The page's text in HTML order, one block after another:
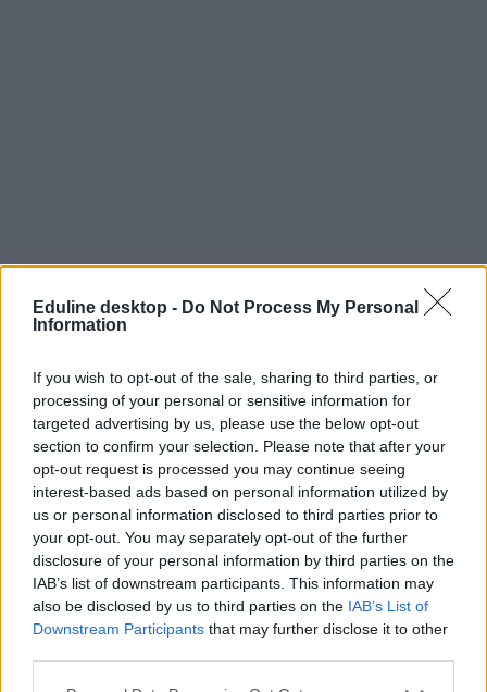
Eduline desktop - Do Not Process My Personal
Information
If you wish to opt-out of the sale, sharing to third parties, or
processing of your personal or sensitive information for
targeted advertising by us, please use the below opt-out
section to confirm your selection. Please note that after your
opt-out request is processed you may continue seeing
interest-based ads based on personal information utilized by
us or personal information disclosed to third parties prior to
your opt-out. You may separately opt-out of the further
disclosure of your personal information by third parties on the
IAB’s list of downstream participants. This information may
also be disclosed by us to third parties on the IAB’s List of
Downstream Participants that may further disclose it to other
oktatási hivatal
adatlopás
hackertámadás